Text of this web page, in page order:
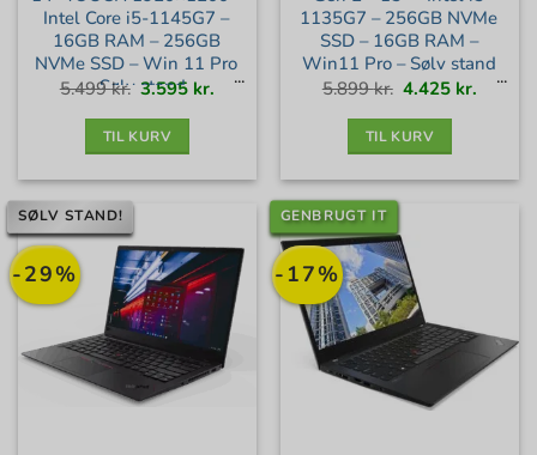
Intel Core i5-1145G7 –
16GB RAM – 256GB
NVMe SSD – Win 11 Pro
– Sølv stand
5.499kr. Den
oprindelige
pris
3.595 kr. Den
TIL KURV
1135G7 – 256GB NVMe
SSD – 16GB RAM –
Win11 Pro – Sølv stand
5.899kr. Den
oprindelige
pris
4.425 kr. Den
TIL KURV
-29%
SØLV STAND!
-17%
GENBRUGT IT